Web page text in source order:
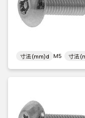
寸法(mm)d M5 寸法